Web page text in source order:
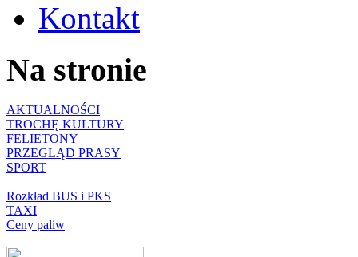
Kontakt
Na stronie
AKTUALNOŚCI
TROCHĘ KULTURY
FELIETONY
PRZEGLĄD PRASY
SPORT
Rozkład BUS i PKS
TAXI
Ceny paliw